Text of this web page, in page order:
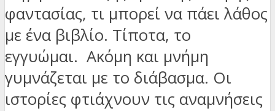
φαντασίας, τι μπορεί να πάει λάθος
με ένα βιβλίο. Τίποτα, το
εγγυώμαι. Ακόμη και μνήμη
γυμνάζεται με το διάβασμα. Οι
ιστορίες φτιάχνουν τις αναμνήσεις